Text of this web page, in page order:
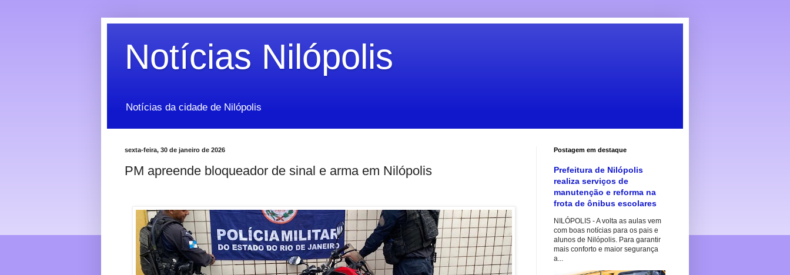
Notícias Nilópolis
Notícias da cidade de Nilópolis
sexta-feira, 30 de janeiro de 2026
PM apreende bloqueador de sinal e arma em Nilópolis
Postagem em destaque
Prefeitura de Nilópolis
realiza serviços de
manutenção e reforma na
frota de ônibus escolares
NILÓPOLIS - A volta as aulas vem
com boas notícias para os pais e
alunos de Nilópolis. Para garantir
mais conforto e maior segurança
a...